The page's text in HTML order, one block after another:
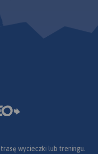
wycieczki lub treningu.